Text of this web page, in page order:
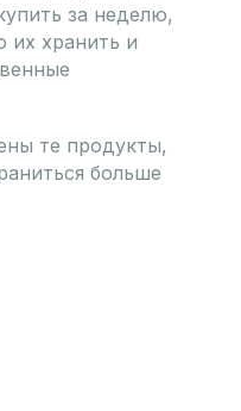
за неделю,
их хранить и
те продукты,
больше